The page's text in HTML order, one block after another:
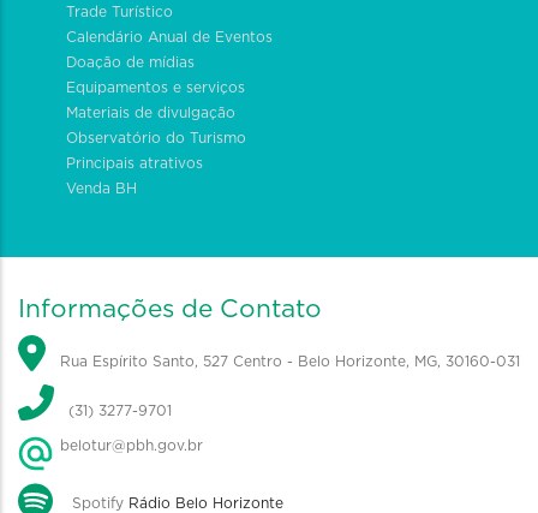
Trade Turístico
Calendário Anual de Eventos
Doação de mídias
Equipamentos e serviços
Materiais de divulgação
Observatório do Turismo
Principais atrativos
Venda BH
Informações de Contato
Rua Espírito Santo, 527 Centro - Belo Horizonte, MG, 30160-031
(31) 3277-9701
belotur@pbh.gov.br
Spotify Rádio Belo Horizonte